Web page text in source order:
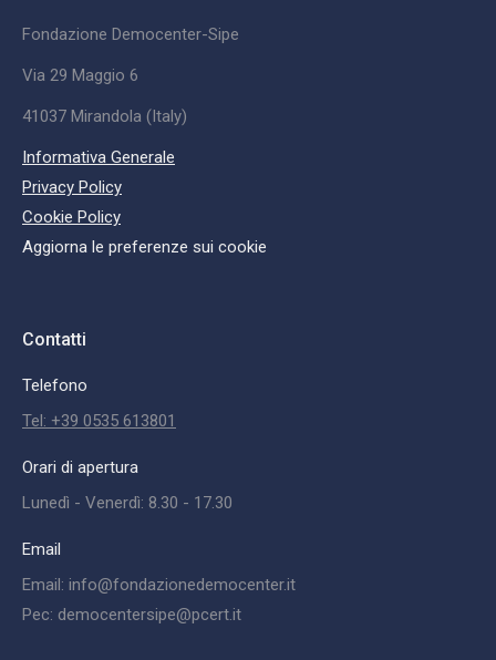
Fondazione Democenter-Sipe
Via 29 Maggio 6
41037 Mirandola (Italy)
Informativa Generale
Privacy Policy
Cookie Policy
Aggiorna le preferenze sui cookie
Contatti
Telefono
Tel: +39 0535 613801
Orari di apertura
Lunedì - Venerdì: 8.30 - 17.30
Email
Email: info@fondazionedemocenter.it
Pec: democentersipe@pcert.it